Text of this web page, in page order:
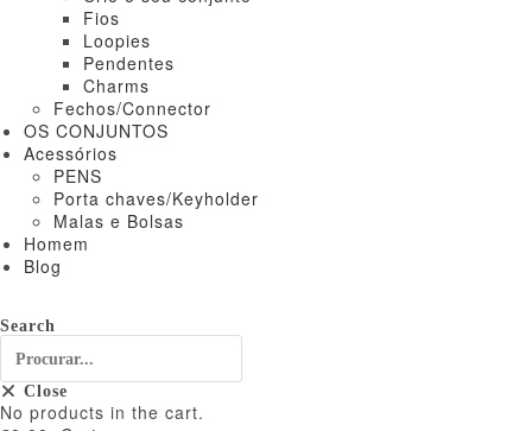
Fios
Loopies
Pendentes
Charms
Fechos/Connector
OS CONJUNTOS
Acessórios
PENS
Porta chaves/Keyholder
Malas e Bolsas
Homem
Blog
Search
Close
No products in the cart.